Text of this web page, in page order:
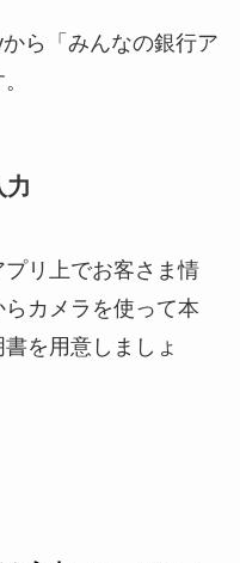
ら「みんなの銀行ア
力
リ上でお客さま情
カメラを使って本
を用意しましょ